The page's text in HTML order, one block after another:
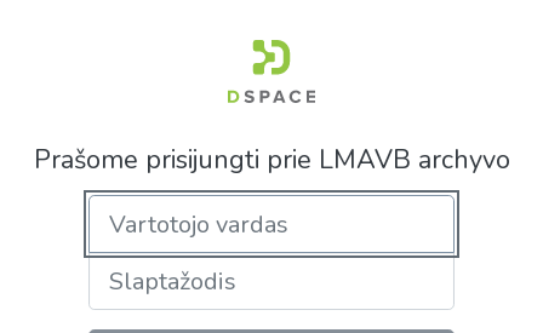
Prašome prisijungti prie LMAVB archyvo